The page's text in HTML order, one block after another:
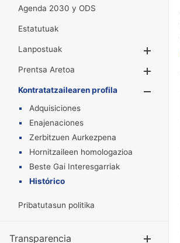
Agenda 2030 y ODS
Estatutuak
Lanpostuak
Prentsa Aretoa
Kontratatzailearen profila
Adquisiciones
Enajenaciones
Zerbitzuen Aurkezpena
Hornitzaileen homologazioa
Beste Gai Interesgarriak
Histórico
Pribatutasun politika
Transparencia